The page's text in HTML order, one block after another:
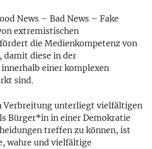
News – Bad News – Fake
extremistischen
die Medienkompetenz von
damit diese in der
einer komplexen
sind.
Verbreitung unterliegt vielfältigen
Bürger*in in einer Demokratie
treffen zu können, ist
wahre und vielfältige